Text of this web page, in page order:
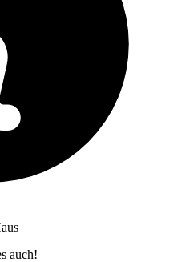
auch!